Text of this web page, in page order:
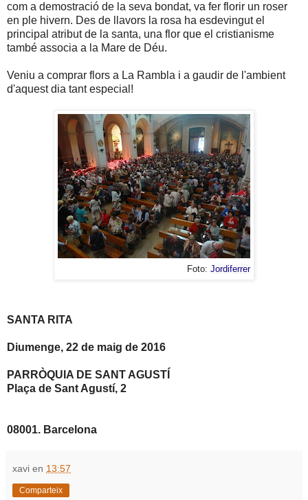
com a demostració de la seva bondat, va fer florir un roser
en ple hivern. Des de llavors la rosa ha esdevingut el
principal atribut de la santa, una flor que el cristianisme
també associa a la Mare de Déu.
Veniu a comprar flors a La Rambla i a gaudir de l'ambient
d'aquest dia tant especial!
Foto: Jordiferrer
SANTA RITA
Diumenge, 22 de maig de 2016
PARRÒQUIA DE SANT AGUSTÍ
Plaça de Sant Agustí, 2
08001. Barcelona
xavi en 13:57
Comparteix